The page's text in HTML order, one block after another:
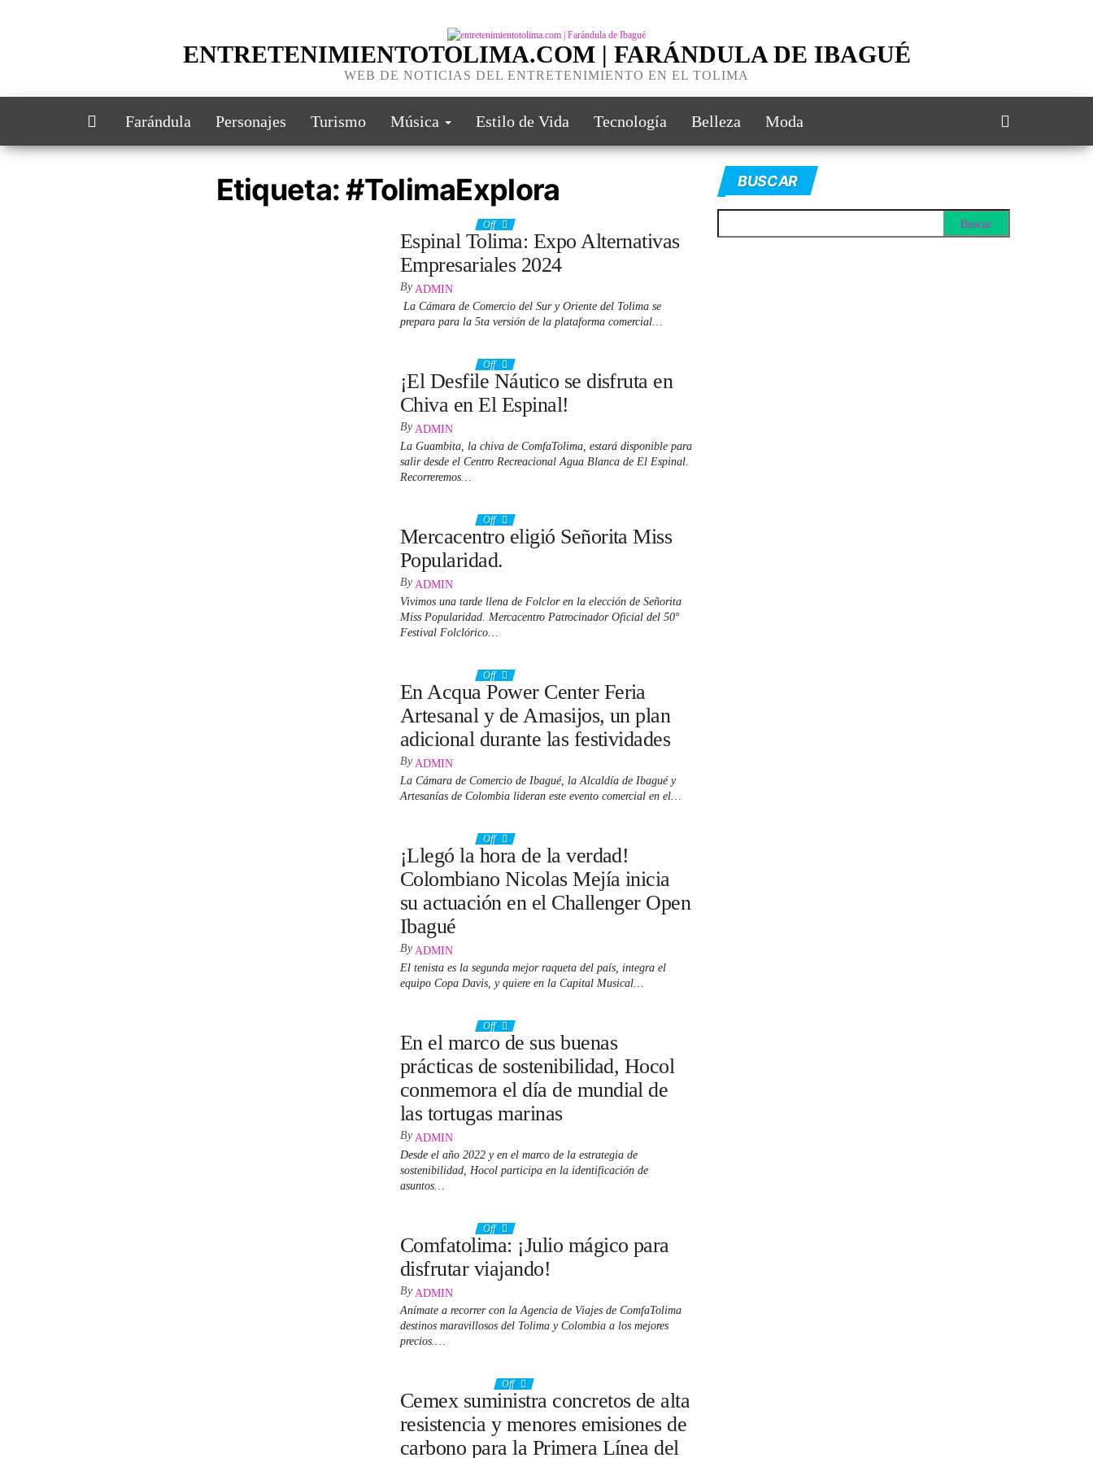
ENTRETENIMIENTOTOLIMA.COM | FARÁNDULA DE IBAGUÉ
WEB DE NOTICIAS DEL ENTRETENIMIENTO EN EL TOLIMA
Farándula Personajes Turismo Música Estilo de Vida Tecnología Belleza Moda
Etiqueta:#TolimaExplora
Off
Espinal Tolima: Expo Alternativas
Empresariales 2024
By ADMIN
La Cámara de Comercio del Sur y Oriente del Tolima se
prepara para la 5ta versión de la plataforma comercial…
Off
¡El Desfile Náutico se disfruta en
Chiva en El Espinal!
By ADMIN
La Guambita, la chiva de ComfaTolima, estará disponible para
salir desde el Centro Recreacional Agua Blanca de El Espinal.
Recorreremos…
Off
Mercacentro eligió Señorita Miss
Popularidad.
By ADMIN
Vivimos una tarde llena de Folclor en la elección de Señorita
Miss Popularidad. Mercacentro Patrocinador Oficial del 50°
Festival Folclórico…
Off
En Acqua Power Center Feria
Artesanal y de Amasijos, un plan
adicional durante las festividades
By ADMIN
La Cámara de Comercio de Ibagué, la Alcaldía de Ibagué y
Artesanías de Colombia lideran este evento comercial en el…
Off
¡Llegó la hora de la verdad!
Colombiano Nicolas Mejía inicia
su actuación en el Challenger Open
Ibagué
By ADMIN
El tenista es la segunda mejor raqueta del país, integra el
equipo Copa Davis, y quiere en la Capital Musical…
Off
En el marco de sus buenas
prácticas de sostenibilidad, Hocol
conmemora el día de mundial de
las tortugas marinas
By ADMIN
Desde el año 2022 y en el marco de la estrategia de
sostenibilidad, Hocol participa en la identificación de
asuntos…
Off
Comfatolima: ¡Julio mágico para
disfrutar viajando!
By ADMIN
Anímate a recorrer con la Agencia de Viajes de ComfaTolima
destinos maravillosos del Tolima y Colombia a los mejores
precios.…
Off
Cemex suministra concretos de alta
resistencia y menores emisiones de
carbono para la Primera Línea del
BUSCAR